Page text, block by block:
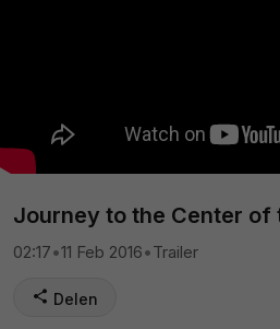
Journey to the Center of
02:17•11 Feb 2016•Trailer
Delen